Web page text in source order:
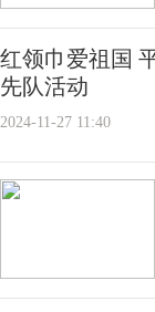
红领巾爱祖国
先队活动
2024-11-27 11:40